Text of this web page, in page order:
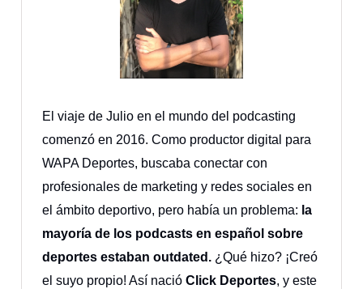
El viaje de Julio en el mundo del podcasting
comenzó en 2016. Como productor digital para
WAPA Deportes, buscaba conectar con
profesionales de marketing y redes sociales en
el ámbito deportivo, pero había un problema: la
mayoría de los podcasts en español sobre
deportes estaban outdated. ¿Qué hizo? ¡Creó
el suyo propio! Así nació Click Deportes, y este